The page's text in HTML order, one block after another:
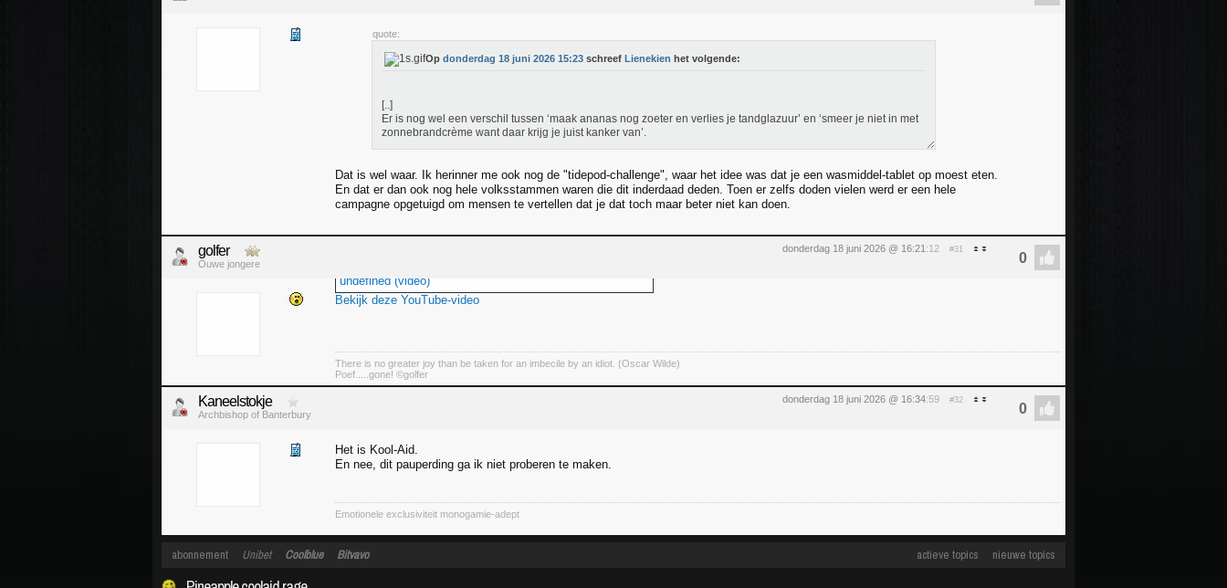
quote:
Op donderdag 18 juni 2026 15:23 schreef Lienekien het volgende:
[..]
Er is nog wel een verschil tussen ‘maak ananas nog zoeter en verlies je tandglazuur’ en ‘smeer je niet in met
zonnebrandcrème want daar krijg je juist kanker van’.
Dat is wel waar. Ik herinner me ook nog de "tidepod-challenge", waar het idee was dat je een wasmiddel-tablet op moest eten.
En dat er dan ook nog hele volksstammen waren die dit inderdaad deden. Toen er zelfs doden vielen werd er een hele
campagne opgetuigd om mensen te vertellen dat je dat toch maar beter niet kan doen.
donderdag 18 juni 2026 @ 16:21 :12 #31
golfer
Ouwe jongere
undefined (video)
Bekijk deze YouTube-video
There is no greater joy than be taken for an imbecile by an idiot. (Oscar Wilde)
Poef.....gone! ©golfer
donderdag 18 juni 2026 @ 16:34:59 #32
Kaneelstokje
Archbishop of Banterbury
Het is Kool-Aid.
En nee, dit pauperding ga ik niet proberen te maken.
Emotionele exclusiviteit monogamie-adept
actieve topics nieuwe topics
abonnement Unibet Coolblue Bitvavo